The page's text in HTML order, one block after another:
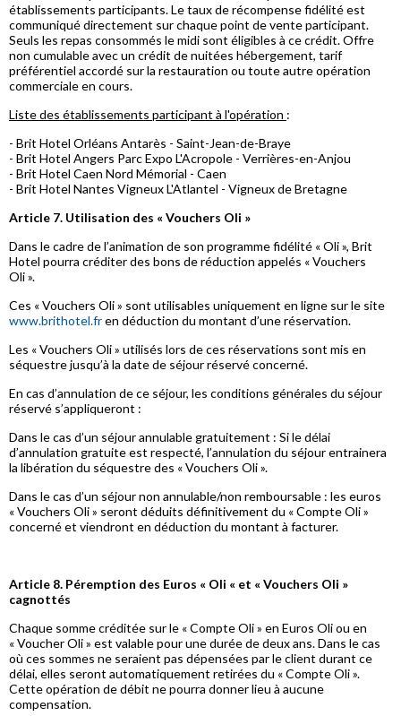
établissements participants. Le taux de récompense fidélité est
communiqué directement sur chaque point de vente participant.
Seuls les repas consommés le midi sont éligibles à ce crédit. Offre
non cumulable avec un crédit de nuitées hébergement, tarif
préférentiel accordé sur la restauration ou toute autre opération
commerciale en cours.
Liste des établissements participant à l'opération :
- Brit Hotel Orléans Antarès - Saint-Jean-de-Braye
- Brit Hotel Angers Parc Expo L'Acropole - Verrières-en-Anjou
- Brit Hotel Caen Nord Mémorial - Caen
- Brit Hotel Nantes Vigneux L'Atlantel - Vigneux de Bretagne
Article 7. Utilisation des « Vouchers Oli »
Dans le cadre de l’animation de son programme fidélité « Oli », Brit
Hotel pourra créditer des bons de réduction appelés « Vouchers
Oli ».
Ces « Vouchers Oli » sont utilisables uniquement en ligne sur le site
www.brithotel.fren déduction du montant d’une réservation.
Les « Vouchers Oli » utilisés lors de ces réservations sont mis en
séquestre jusqu’à la date de séjour réservé concerné.
En cas d’annulation de ce séjour, les conditions générales du séjour
réservé s’appliqueront :
Dans le cas d’un séjour annulable gratuitement : Si le délai
d’annulation gratuite est respecté, l’annulation du séjour entrainera
la libération du séquestre des « Vouchers Oli ».
Dans le cas d’un séjour non annulable/non remboursable : les euros
« Vouchers Oli » seront déduits définitivement du « Compte Oli »
concerné et viendront en déduction du montant à facturer.
Article 8. Péremption des Euros « Oli « et « Vouchers Oli »
cagnottés
Chaque somme créditée sur le « Compte Oli » en Euros Oli ou en
« Voucher Oli » est valable pour une durée de deux ans. Dans le cas
où ces sommes ne seraient pas dépensées par le client durant ce
délai, elles seront automatiquement retirées du « Compte Oli ».
Cette opération de débit ne pourra donner lieu à aucune
compensation.